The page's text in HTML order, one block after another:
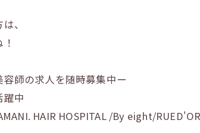
、
師の求人を随時募集中ー
躍中
HAIR HOSPITAL /By eight/